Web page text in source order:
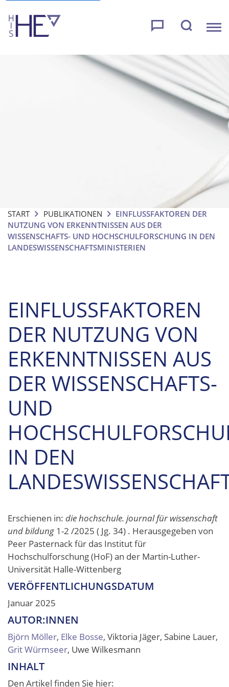
START PUBLIKATIONEN
EINFLUSSFAKTOREN DER
NUTZUNG VON ERKENNTNISSEN AUS DER
WISSENSCHAFTS- UND HOCHSCHULFORSCHUNG IN DEN
LANDESWISSENSCHAFTSMINISTERIEN
EINFLUSSFAKTOREN
DER NUTZUNG VON
ERKENNTNISSEN AUS
DER WISSENSCHAFTS-
UND
IN DEN
Erschienen in: die hochschule. journal für wissenschaft
und bildung 1-2 /2025 ( Jg. 34) . Herausgegeben von
Peer Pasternack für das Institut für
Hochschulforschung (HoF) an der Martin-Luther-
Universität Halle-Wittenberg
VERÖFFENTLICHUNGSDATUM
Januar 2025
AUTOR:INNEN
Björn Möller, Elke Bosse, Viktoria Jäger, Sabine Lauer,
Grit Würmseer, Uwe Wilkesmann
INHALT
Den Artikel finden Sie hier: